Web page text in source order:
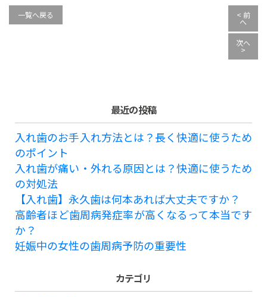
一覧へ戻る < 前
へ
次へ
>
最近の投稿
入れ歯のお手入れ方法とは？長く快適に使うため
のポイント
入れ歯が痛い・外れる原因とは？快適に使うため
の対処法
【入れ歯】永久歯は何本あれば大丈夫ですか？
高齢者ほど歯周病発症率が高くなるって本当です
か？
妊娠中の女性の歯周病予防の重要性
カテゴリ